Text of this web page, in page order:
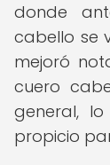
donde
cabello se
mejoró
cuero
general,
propicio